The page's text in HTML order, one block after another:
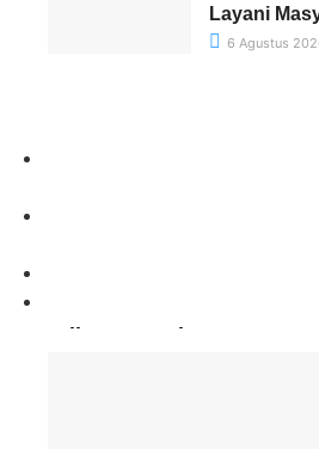
Layani
6 Agustus
Paling Banyak Komentar